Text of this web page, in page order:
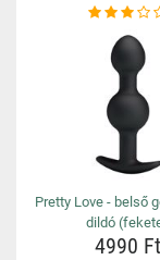
Pretty Love - belső
dildó
4990 Ft